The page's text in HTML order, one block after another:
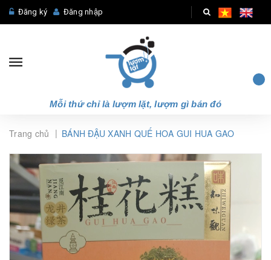
Đăng ký Đăng nhập
Mỗi thứ chỉ là lượm lặt, lượm gì bán đó
Trang chủ | BÁNH ĐẬU XANH QUẾ HOA GUI HUA GAO